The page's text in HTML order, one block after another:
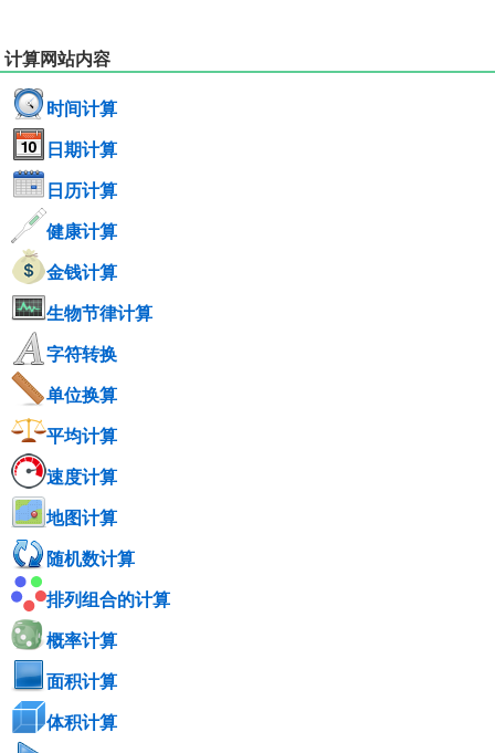
计算网站内容
时间计算
日期计算
日历计算
健康计算
金钱计算
生物节律计算
字符转换
单位换算
平均计算
速度计算
地图计算
随机数计算
排列组合的计算
概率计算
面积计算
体积计算